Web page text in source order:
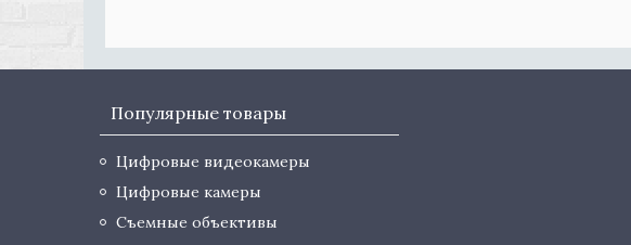
Популярные товары
Цифровые видеокамеры
Цифровые камеры
Съемные объективы